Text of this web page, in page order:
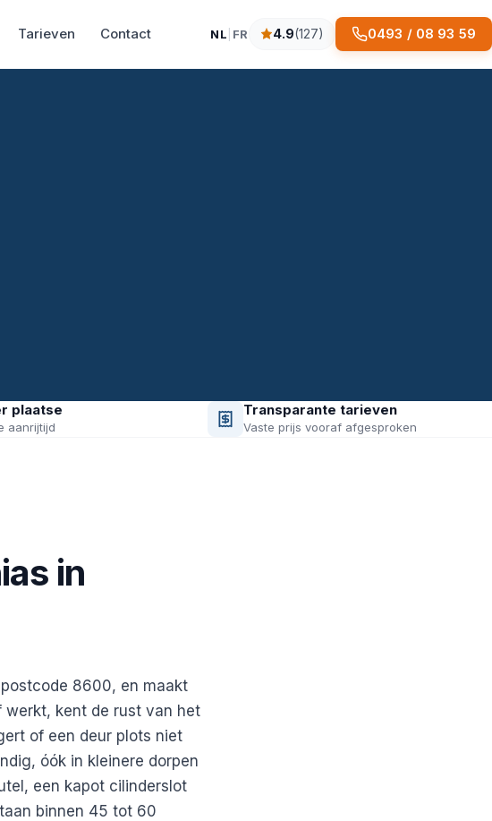
Tarieven Contact NL FR
4.9 sterren op basis van 127 reviews
4.9(127) 0493 / 08 93 59
plaatse
aanrijtijd
Transparante tarieven
Vaste prijs vooraf afgesproken
in
8600, en maakt
werkt, kent de rust van het
of een deur plots niet
óók in kleinere dorpen
een kapot cilinderslot
binnen 45 tot 60